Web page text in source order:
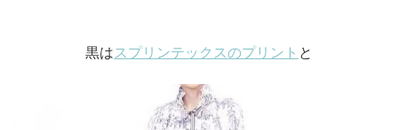
黒はスプリンテックスのプリント と